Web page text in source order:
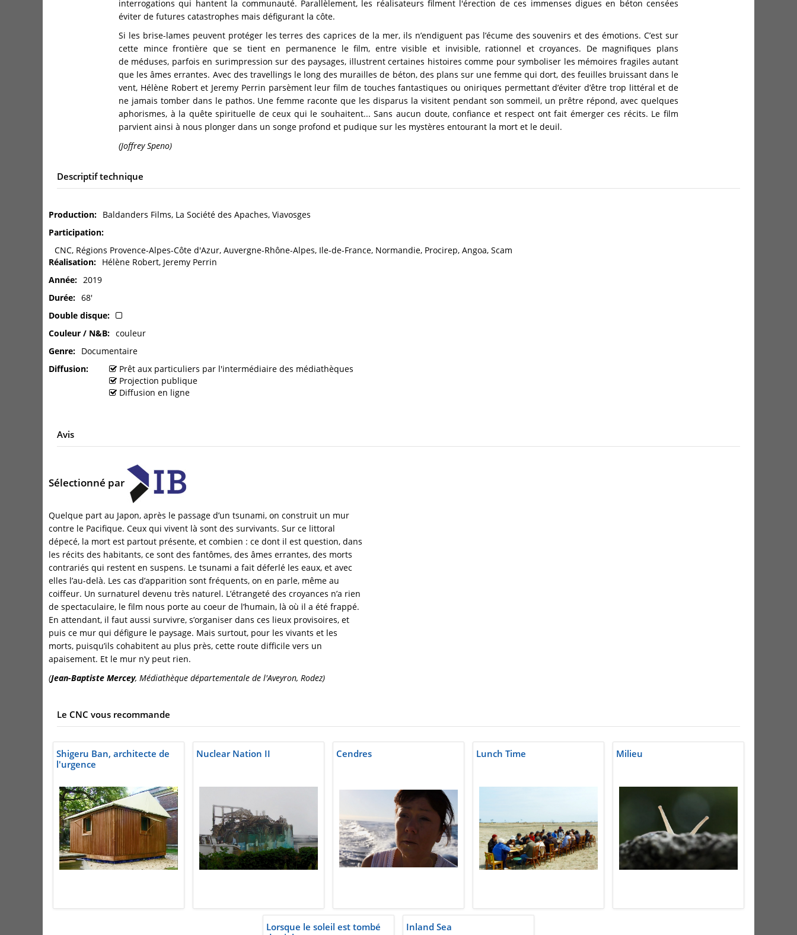
interrogations qui hantent la communauté. Parallèlement, les réalisateurs filment l'érection de ces immenses digues en béton censées
éviter de futures catastrophes mais défigurant la côte.
Si les brise-lames peuvent protéger les terres des caprices de la mer, ils n’endiguent pas l’écume des souvenirs et des émotions. C’est sur
cette mince frontière que se tient en permanence le film, entre visible et invisible, rationnel et croyances. De magnifiques plans
de méduses, parfois en surimpression sur des paysages, illustrent certaines histoires comme pour symboliser les mémoires fragiles autant
que les âmes errantes. Avec des travellings le long des murailles de béton, des plans sur une femme qui dort, des feuilles bruissant dans le
vent, Hélène Robert et Jeremy Perrin parsèment leur film de touches fantastiques ou oniriques permettant d’éviter d’être trop littéral et de
ne jamais tomber dans le pathos. Une femme raconte que les disparus la visitent pendant son sommeil, un prêtre répond, avec quelques
aphorismes, à la quête spirituelle de ceux qui le souhaitent... Sans aucun doute, confiance et respect ont fait émerger ces récits. Le film
parvient ainsi à nous plonger dans un songe profond et pudique sur les mystères entourant la mort et le deuil.
(Joffrey Speno)
Descriptif technique
Production
Baldanders Films, La Société des Apaches, Viavosges
Participation
CNC, Régions Provence-Alpes-Côte d'Azur, Auvergne-Rhône-Alpes, Ile-de-France, Normandie, Procirep, Angoa, Scam
Réalisation
Hélène Robert, Jeremy Perrin
Année
2019
Durée
68'
Double disque
Couleur / N&B
couleur
Genre
Documentaire
Diffusion
Prêt aux particuliers par l'intermédiaire des médiathèques
Projection publique
Diffusion en ligne
Avis
Sélectionné par
Quelque part au Japon, après le passage d’un tsunami, on construit un mur
contre le Pacifique. Ceux qui vivent là sont des survivants. Sur ce littoral
dépecé, la mort est partout présente, et combien : ce dont il est question, dans
les récits des habitants, ce sont des fantômes, des âmes errantes, des morts
contrariés qui restent en suspens. Le tsunami a fait déferlé les eaux, et avec
elles l’au-delà. Les cas d’apparition sont fréquents, on en parle, même au
coiffeur. Un surnaturel devenu très naturel. L’étrangeté des croyances n’a rien
de spectaculaire, le film nous porte au coeur de l’humain, là où il a été frappé.
En attendant, il faut aussi survivre, s’organiser dans ces lieux provisoires, et
puis ce mur qui défigure le paysage. Mais surtout, pour les vivants et les
morts, puisqu’ils cohabitent au plus près, cette route difficile vers un
apaisement. Et le mur n’y peut rien.
(Jean-Baptiste Mercey, Médiathèque départementale de l'Aveyron, Rodez)
Le CNC vous recommande
Shigeru Ban, architecte de
l'urgence
Nuclear Nation II Cendres Lunch Time Milieu
Lorsque le soleil est tombé
Inland Sea